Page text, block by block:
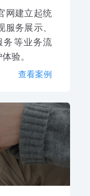
网建立起统
务展示、
务等业务流
验。
查看案例